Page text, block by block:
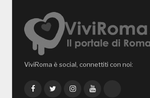
ViviRoma è social, connettiti con noi:
FacebookTwitterInstagramYouTube